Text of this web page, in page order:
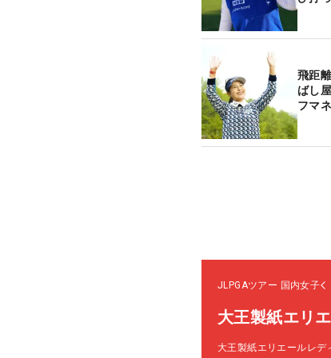
飛距
ばし
フマ
JLPGAツアー 国内女子
大王製紙エリ
大王製紙エリエールレデ